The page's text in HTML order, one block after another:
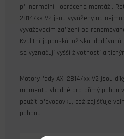
při normální i obrácené montáži.
2814/xx V2 jsou vyváženy na
vyvažovacím zařízení od
Kvalitní japonská ložiska,
se vyznačují vyšší životností a
Motory řady AXI 2814/xx V2 jsou
momentu vhodné pro přímý pohon
použít převodovku, což zajišťuje
pohonu.